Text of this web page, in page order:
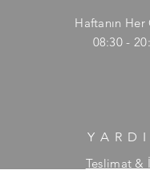
Haftanın Her
08:30 -
Teslimat &